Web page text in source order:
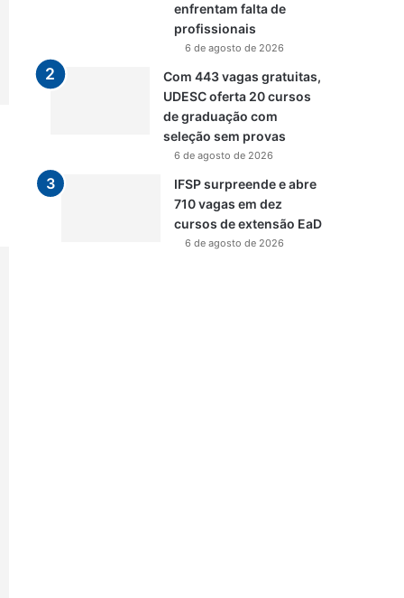
enfrentam falta de
profissionais
6 de agosto de 2026
Com 443 vagas gratuitas,
UDESC oferta 20 cursos
de graduação com
seleção sem provas
6 de agosto de 2026
IFSP surpreende e abre
710 vagas em dez
cursos de extensão EaD
6 de agosto de 2026